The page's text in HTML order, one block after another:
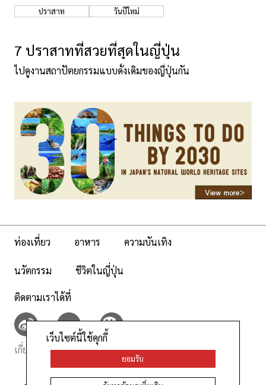
ปราสาท วันปีใหม่
7 ปราสาทที่สวยที่สุดในญี่ปุ่น
ไปดูงานสถาปัตยกรรมแบบดั้งเดิมของญี่ปุ่นกัน
ท่องเที่ยว อาหาร ความบันเทิง
นวัตกรรม ชีวิตในญี่ปุ่น
ติดตามเราได้ที่
เกี่ยวกับเรา นโยบายเว็บไซต์
เว็บไซต์นี้ใช้คุกกี้
ยอมรับ